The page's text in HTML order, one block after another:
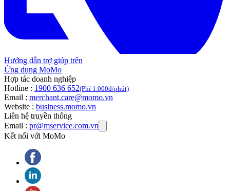
Hướng dẫn trợ giúp trên
Ứng dụng MoMo
Hợp tác doanh nghiệp
Hotline : 1900 636 652(Phí 1.000đ/phút)
Email : merchant.care@momo.vn
Website : business.momo.vn
Liên hệ truyền thông
Email : pr@mservice.com.vn
Kết nối với MoMo